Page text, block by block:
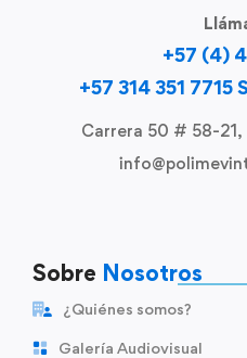
+57 (4)
+57 314 351
Carrera 50 # 58-
Sobre Nosotros
¿Quiénes somos?
Galería Audiovisual